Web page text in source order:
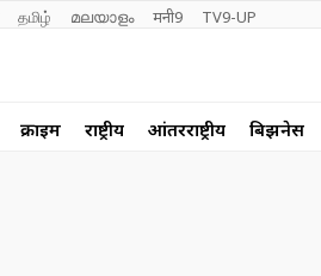
தமிழ் മലയാളം मनी9 TV9-UP
क्राईम राष्ट्रीय आंतरराष्ट्रीय बिझनेस